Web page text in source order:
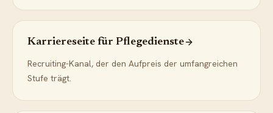
Karriereseite für Pflegedienste
Recruiting-Kanal, der den Aufpreis der umfangreichen
Stufe trägt.